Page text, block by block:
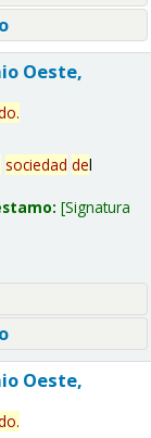
Oeste,
.
sociedad del
Signatura
Oeste,
.